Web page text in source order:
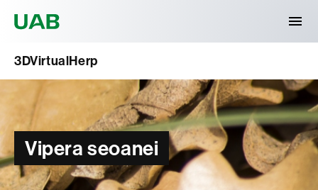
3DVirtualHerp
Vipera seoanei